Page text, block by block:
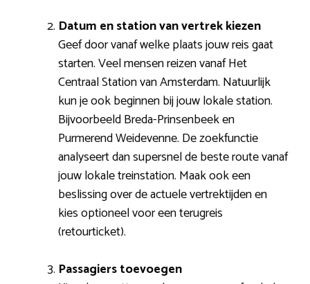
Datum en station van vertrek kiezen
Geef door vanaf welke plaats jouw reis gaat
starten. Veel mensen reizen vanaf Het
Centraal Station van Amsterdam. Natuurlijk
kun je ook beginnen bij jouw lokale station.
Bijvoorbeeld Breda-Prinsenbeek en
Purmerend Weidevenne. De zoekfunctie
analyseert dan supersnel de beste route vanaf
jouw lokale treinstation. Maak ook een
beslissing over de actuele vertrektijden en
kies optioneel voor een terugreis
(retourticket).
Passagiers toevoegen